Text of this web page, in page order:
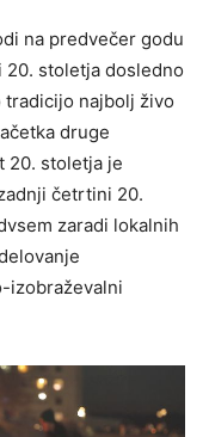
na predvečer godu
20. stoletja dosledno
najbolj živo
druge
20. stoletja je
četrtini 20.
zaradi lokalnih
izobraževalni